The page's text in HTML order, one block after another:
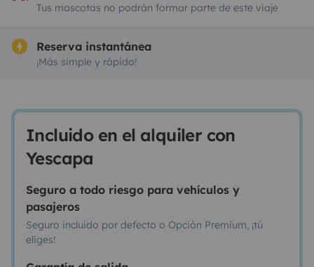
Tus mascotas no podrán formar parte de este viaje
Reserva instantánea
¡Más simple y rápido!
Incluido en el alquiler con
Yescapa
Seguro a todo riesgo para vehículos y
pasajeros
Seguro incluido por defecto o Opción Premium, ¡tú
eliges!